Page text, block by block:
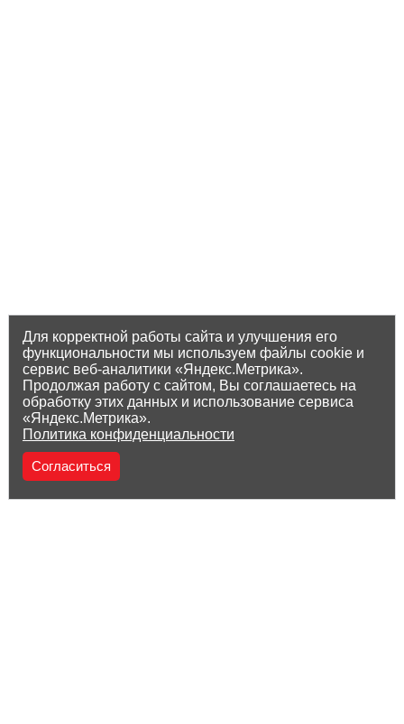
Для корректной работы сайта и улучшения его
функциональности мы используем файлы cookie и
сервис веб-аналитики «Яндекс.Метрика».
Продолжая работу с сайтом, Вы соглашаетесь на
обработку этих данных и использование сервиса
«Яндекс.Метрика».
Политика конфиденциальности
Согласиться